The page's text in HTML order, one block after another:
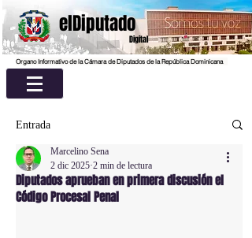
elDiputado
Digital
Organo Informativo de la Cámara de Diputados de la República Dominicana
Entrada
Diputados aprueban en primera discusión el
Código Procesal Penal
Marcelino Sena
2 dic 2025 2 min de lectura